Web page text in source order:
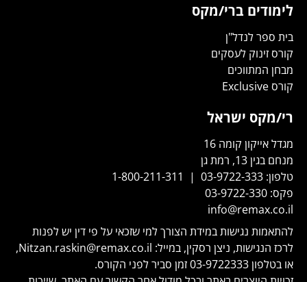
לימודים ברי/מקס
בית ספר לנדל"ן
קורס זינוק לעסקים
מבחן המתווכים
קורס Exclusive
רי/מקס ישראל
מגדל אייקון קומה 16
מנחם בגין 13, רמת גן
טלפון: 03-9722-333
|
1-800-211-311
פקס: 03-9722-330
info@remax.co.il
להתאמות נגישות במידת הצורך למי שזכאי על פי דין יש לפנות
לרכז הנגישות, ניצן רסקין, במייל: Nitzan.raskin@remax.co.il
,
או בטלפון 03-9722333זמן סביר לפני הקורס.